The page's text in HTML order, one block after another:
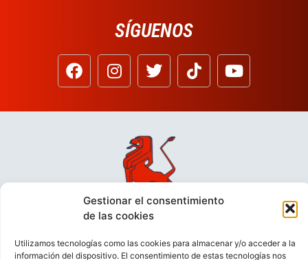
Gestionar el consentimiento
de las cookies
Utilizamos tecnologías como las cookies para almacenar y/o acceder a la
información del dispositivo. El consentimiento de estas tecnologías nos
SÍGUENOS